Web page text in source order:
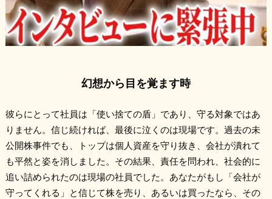
幻想から目を覚ます時
彼らにとって社員は「使い捨ての盾」であり、守る対象ではあ
りません。信じ続ければ、最後に泣くのは現場です。過去の未
公開株事件でも、トップは個人資産を守り抜き、会社が潰れて
も平然と姿を消しました。その結果、責任を問われ、社会的に
追い詰められたのは現場の社員でした。あなたがもし「会社が
守ってくれる」と信じて株を売り、あるいは買ったなら、その